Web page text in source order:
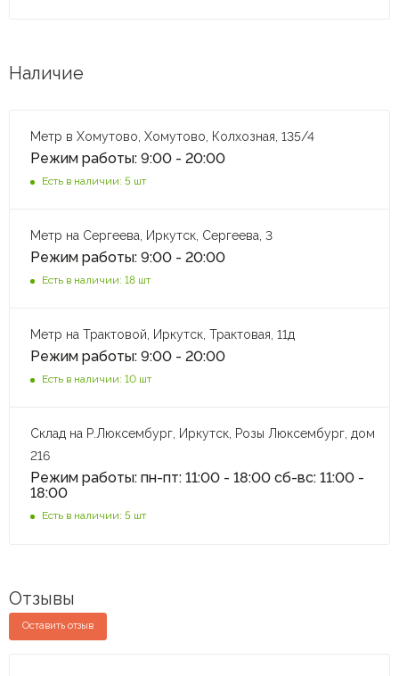
Наличие
Метр в Хомутово, Хомутово, Колхозная, 135/4
Режим работы: 9:00 - 20:00
Есть в наличии: 5 шт
Метр на Сергеева, Иркутск, Сергеева, 3
Режим работы: 9:00 - 20:00
Есть в наличии: 18 шт
Метр на Трактовой, Иркутск, Трактовая, 11д
Режим работы: 9:00 - 20:00
Есть в наличии: 10 шт
Склад на Р.Люксембург, Иркутск, Розы Люксембург, дом
216
Режим работы: пн-пт: 11:00 - 18:00 сб-вс: 11:00 -
18:00
Есть в наличии: 5 шт
Отзывы
Оставить отзыв